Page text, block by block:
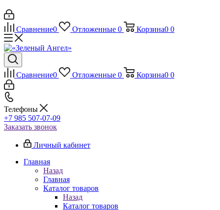
Сравнение0 Отложенные 0 Корзина0 0
Сравнение0 Отложенные 0 Корзина0 0
Телефоны
+7 985 507-07-09
Заказать звонок
Личный кабинет
Главная
Назад
Главная
Каталог товаров
Назад
Каталог товаров